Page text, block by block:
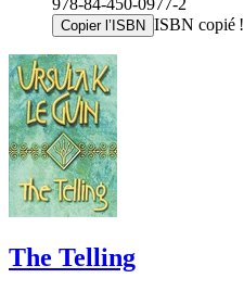
978-84-450-0977-2
Copier l’ISBN ISBN copié !
The Telling